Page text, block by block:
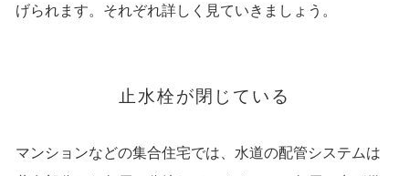
げられます。それぞれ詳しく見ていきましょう。
止水栓が閉じている
マンションなどの集合住宅では、水道の配管システムは